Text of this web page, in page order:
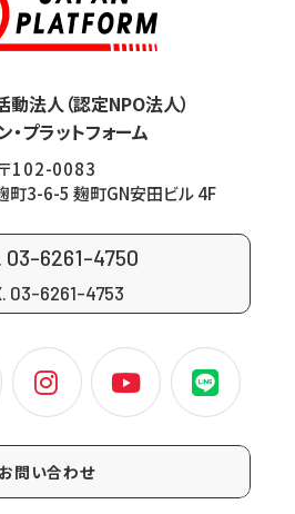
法人（認定NPO法人）
・プラットフォーム
〒102-0083
町3-6-5 麹町GN安田ビル 4F
03-6261-4750
03-6261-4753
お問い合わせ